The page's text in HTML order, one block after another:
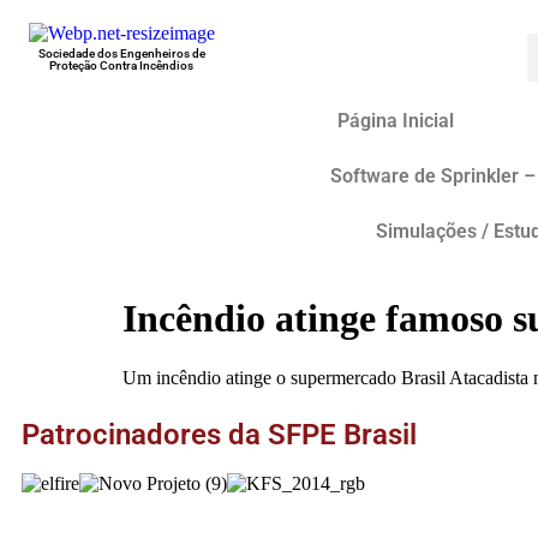
Sociedade dos Engenheiros de
Proteção Contra Incêndios
Página Inicial
Software de Sprinkler
Simulações /
Incêndio atinge famoso
Um incêndio atinge o supermercado Brasil
Patrocinadores da SFPE Brasil